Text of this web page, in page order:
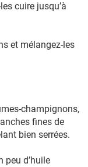
cuire jusqu’à
et mélangez-les
champignons,
fines de
bien serrées.
peu d’huile